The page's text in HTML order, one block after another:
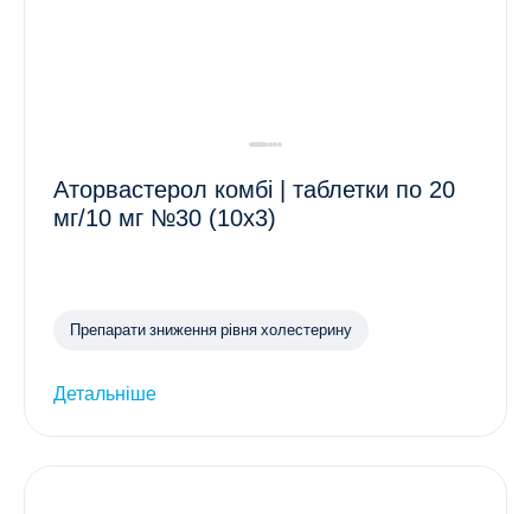
Аторвастерол комбі | таблетки по 20
мг/10 мг №30 (10х3)
Препарати зниження рівня холестерину
Детальніше